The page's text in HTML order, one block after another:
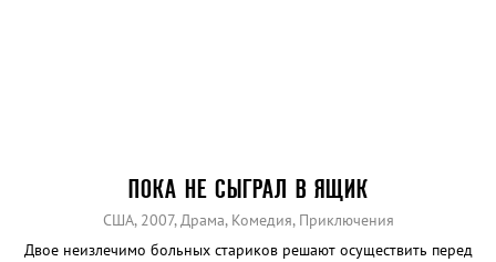
ПОКА НЕ СЫГРАЛ В ЯЩИК
США, 2007, Драма, Комедия, Приключения
Двое неизлечимо больных стариков решают осуществить перед